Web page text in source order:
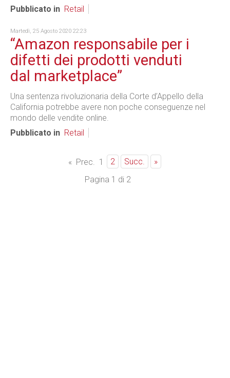
Pubblicato in Retail
Martedì, 25 Agosto 2020 22:23
“Amazon responsabile per i
difetti dei prodotti venduti
dal marketplace”
Una sentenza rivoluzionaria della Corte d’Appello della
California potrebbe avere non poche conseguenze nel
mondo delle vendite online.
Pubblicato in Retail
« Prec. 1 2 Succ.
»
Pagina 1 di 2